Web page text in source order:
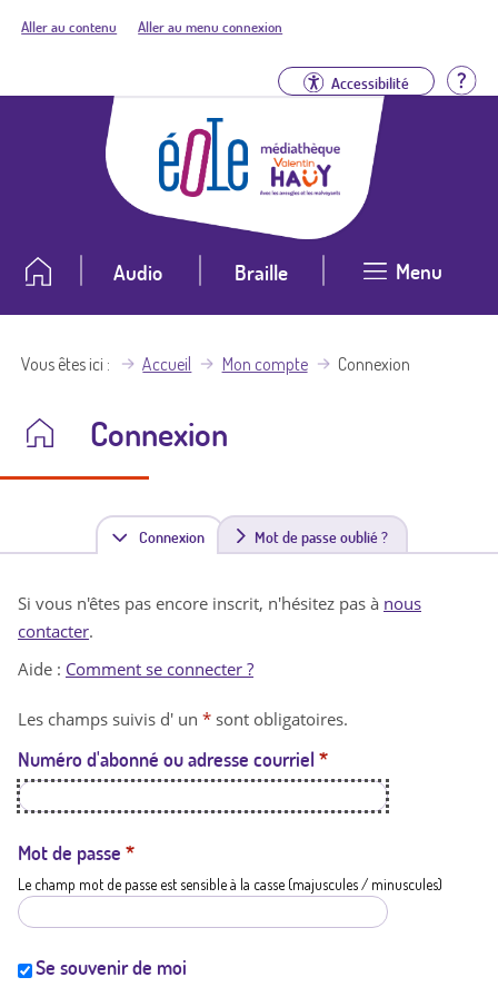
Aller au contenu Aller au menu connexion
Accessibilité
Audio Braille Menu
Vous êtes ici Accueil Mon compte Connexion
Connexion
Connexion(
n
t
a
t
i
Mot de passe oublié ?
Si vous n'êtes pas encore inscrit, n'hésitez pas à nous
contacter.
Aide : Comment se connecter ?
Les champs suivis d' un * sont obligatoires.
Numéro d'abonné ou adresse courriel *
Mot de passe *
Le champ mot de passe est sensible à la casse (majuscules / minuscules)
Se souvenir de moi